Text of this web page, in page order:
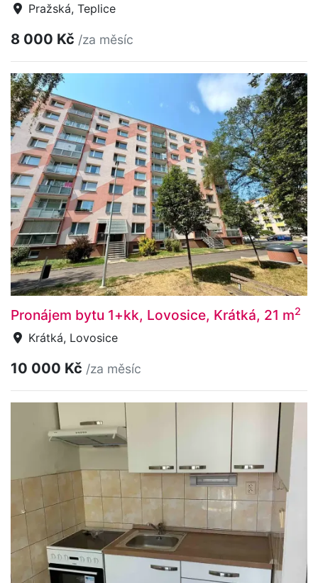
Pražská, Teplice
8 000 Kč /za měsíc
Pronájem bytu 1+kk, Lovosice, Krátká, 21 m2
Krátká, Lovosice
10 000 Kč /za měsíc